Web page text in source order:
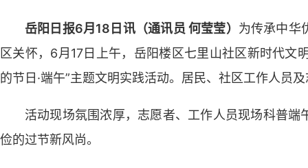
岳阳日报6月18日讯（通讯员 何莹莹） 为传承中华
区关怀，6月17日上午，岳阳楼区七里山社区新时代
的节日·端午”主题文明实践活动。居民、社区工作人员
活动现场氛围浓厚，志愿者、工作人员现场科普
俭的过节新风尚。